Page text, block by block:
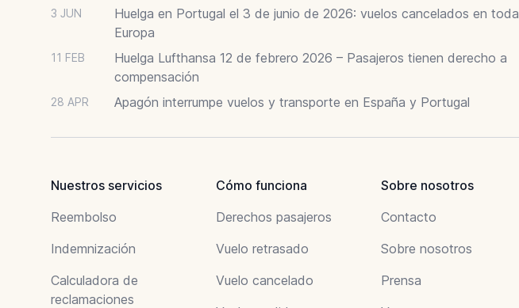
3 JUN
Huelga en Portugal el 3 de junio de 2026: vuelos cancelados en toda
Europa
11 FEB
Huelga Lufthansa 12 de febrero 2026 – Pasajeros tienen derecho a
compensación
28 APR Apagón interrumpe vuelos y transporte en España y Portugal
Nuestros servicios
Reembolso
Indemnización
Calculadora de
reclamaciones
Cómo funciona
Derechos pasajeros
Vuelo retrasado
Vuelo cancelado
Sobre nosotros
Contacto
Sobre nosotros
Prensa